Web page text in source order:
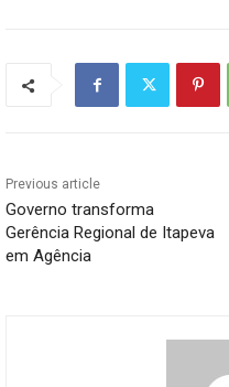
Previous article
Governo transforma
Gerência Regional de Itapeva
em Agência